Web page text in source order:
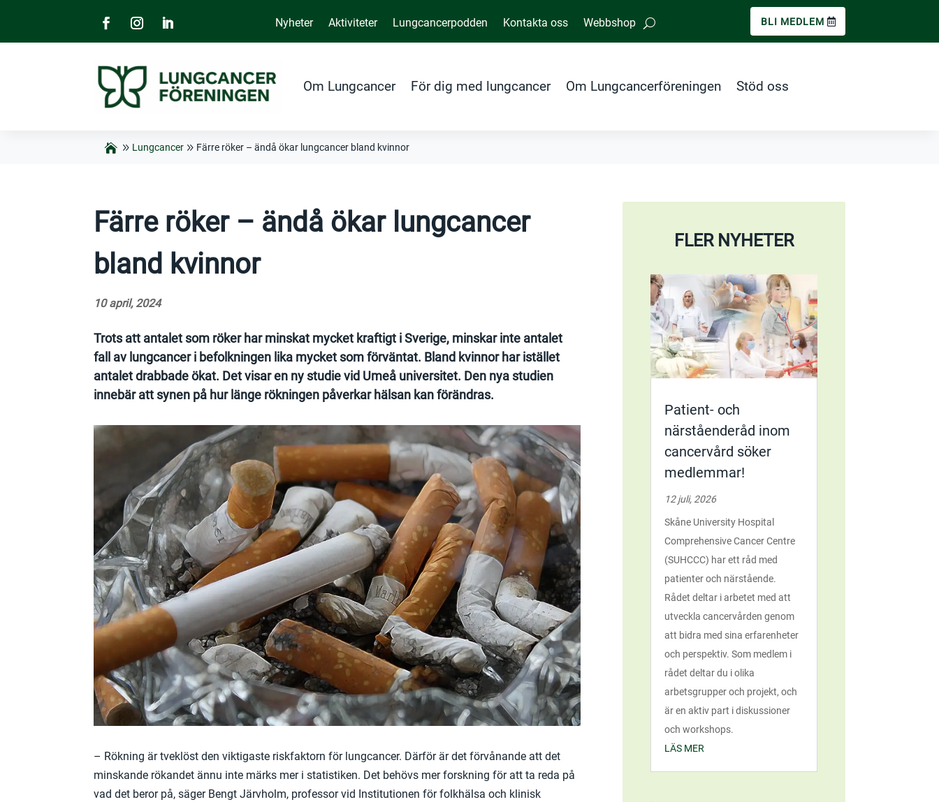
Nyheter Aktiviteter Lungcancerpodden Kontakta oss Webbshop BLI MEDLEM
Om Lungcancer För dig med lungcancer Om Lungcancerföreningen Stöd oss
Lungcancer Färre röker – ändå ökar lungcancer bland kvinnor
Färre röker – ändå ökar lungcancer
bland kvinnor
10 april, 2024
Trots att antalet som röker har minskat mycket kraftigt i Sverige, minskar inte antalet
fall av lungcancer i befolkningen lika mycket som förväntat. Bland kvinnor har istället
antalet drabbade ökat. Det visar en ny studie vid Umeå universitet. Den nya studien
innebär att synen på hur länge rökningen påverkar hälsan kan förändras.
– Rökning är tveklöst den viktigaste riskfaktorn för lungcancer. Därför är det förvånande att det
minskande rökandet ännu inte märks mer i statistiken. Det behövs mer forskning för att ta reda på
vad det beror på, säger Bengt Järvholm, professor vid Institutionen för folkhälsa och klinisk
FLER NYHETER
Patient- och
närståenderåd inom
cancervård söker
medlemmar!
12 juli, 2026
Skåne University Hospital
Comprehensive Cancer Centre
(SUHCCC) har ett råd med
patienter och närstående.
Rådet deltar i arbetet med att
utveckla cancervården genom
att bidra med sina erfarenheter
och perspektiv. Som medlem i
rådet deltar du i olika
arbetsgrupper och projekt, och
är en aktiv part i diskussioner
och workshops.
LÄS MER